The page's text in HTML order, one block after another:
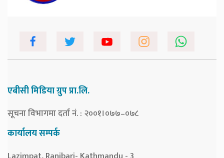
एबीसी मिडिया ग्रुप प्रा.लि.
सूचना विभागमा दर्ता नं. : २००१।०७७–०७८
कार्यालय सम्पर्क